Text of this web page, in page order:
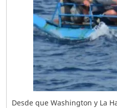
Desde que Washington y La